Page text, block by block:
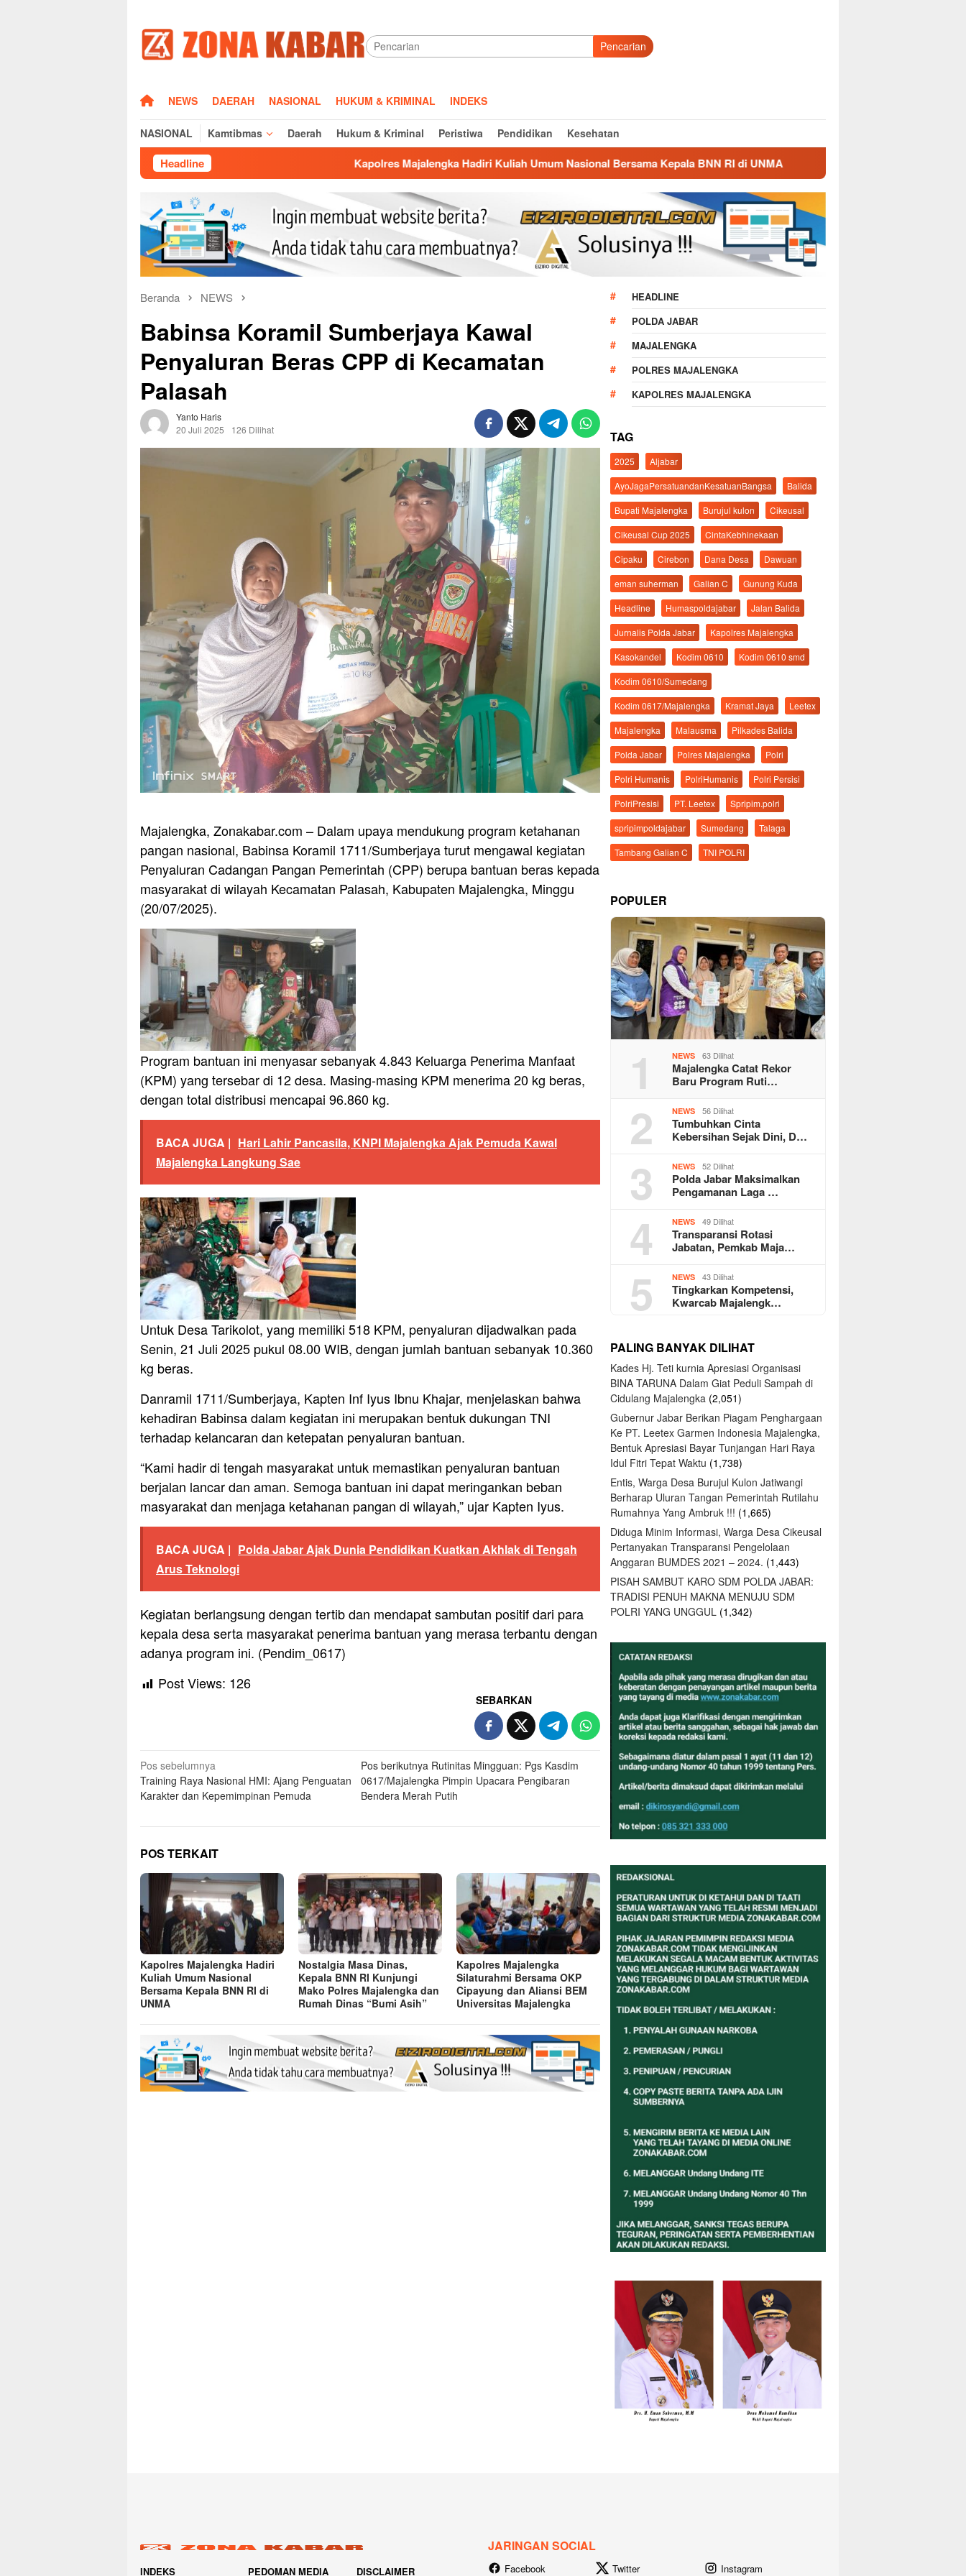
konten
Pencarian
HOMENEWS DAERAH NASIONAL HUKUM & KRIMINAL INDEKS
NASIONAL Kamtibmas Daerah Hukum & Kriminal Peristiwa Pendidikan Kesehatan
Headline Kapolres Majalengka Hadiri Kuliah Umum Nasional Bersama Kepala BNN RI di UNMA Nostalgia Masa Dinas, Kepala BNN RI
Beranda NEWS
Babinsa Koramil Sumberjaya Kawal
Penyaluran Beras CPP di Kecamatan
Palasah
Yanto Haris
20 Juli 2025
126 Dilihat
Majalengka, Zonakabar.com – Dalam upaya mendukung program ketahanan
pangan nasional, Babinsa Koramil 1711/Sumberjaya turut mengawal kegiatan
Penyaluran Cadangan Pangan Pemerintah (CPP) berupa bantuan beras kepada
masyarakat di wilayah Kecamatan Palasah, Kabupaten Majalengka, Minggu
(20/07/2025).
Program bantuan ini menyasar sebanyak 4.843 Keluarga Penerima Manfaat
(KPM) yang tersebar di 12 desa. Masing-masing KPM menerima 20 kg beras,
dengan total distribusi mencapai 96.860 kg.
BACA JUGA | Hari Lahir Pancasila, KNPI Majalengka Ajak Pemuda Kawal
Majalengka Langkung Sae
Untuk Desa Tarikolot, yang memiliki 518 KPM, penyaluran dijadwalkan pada
Senin, 21 Juli 2025 pukul 08.00 WIB, dengan jumlah bantuan sebanyak 10.360
kg beras.
Danramil 1711/Sumberjaya, Kapten Inf Iyus Ibnu Khajar, menjelaskan bahwa
kehadiran Babinsa dalam kegiatan ini merupakan bentuk dukungan TNI
terhadap kelancaran dan ketepatan penyaluran bantuan.
“Kami hadir di tengah masyarakat untuk memastikan penyaluran bantuan
berjalan lancar dan aman. Semoga bantuan ini dapat meringankan beban
masyarakat dan menjaga ketahanan pangan di wilayah,” ujar Kapten Iyus.
BACA JUGA | Polda Jabar Ajak Dunia Pendidikan Kuatkan Akhlak di Tengah
Arus Teknologi
Kegiatan berlangsung dengan tertib dan mendapat sambutan positif dari para
kepala desa serta masyarakat penerima bantuan yang merasa terbantu dengan
adanya program ini. (Pendim_0617)
Post Views: 126
SEBARKAN
Navigasi
pos
Pos sebelumnya
Training Raya Nasional HMI: Ajang Penguatan
Karakter dan Kepemimpinan Pemuda
Pos berikutnya Rutinitas Mingguan: Pgs Kasdim
0617/Majalengka Pimpin Upacara Pengibaran
Bendera Merah Putih
POS TERKAIT
Kapolres Majalengka Hadiri
Kuliah Umum Nasional
Bersama Kepala BNN RI di
UNMA
Nostalgia Masa Dinas,
Kepala BNN RI Kunjungi
Mako Polres Majalengka dan
Rumah Dinas “Bumi Asih”
Kapolres Majalengka
Silaturahmi Bersama OKP
Cipayung dan Aliansi BEM
Universitas Majalengka
HEADLINE
POLDA JABAR
MAJALENGKA
POLRES MAJALENGKA
KAPOLRES MAJALENGKA
TAG
2025
Aljabar
AyoJagaPersatuandanKesatuanBangsa
Balida
Bupati Majalengka
Burujul kulon
Cikeusal
Cikeusal Cup 2025
CintaKebhinekaan
Cipaku
Cirebon Dana Desa
Dawuan
eman suherman
Galian C
Gunung Kuda
Headline
Humaspoldajabar
Jalan Balida
Jurnalis Polda Jabar
Kapolres Majalengka
Kasokandel
Kodim 0610
Kodim 0610 smd
Kodim 0610/Sumedang
Kodim 0617/Majalengka
Kramat Jaya
Leetex
Majalengka
Malausma
Pilkades Balida
Polda Jabar
Polres Majalengka
Polri
Polri Humanis
PolriHumanis
Polri Persisi
PolriPresisi
PT. Leetex
Spripim.polri
spripimpoldajabar
Sumedang
Talaga
Tambang Galian C
TNI POLRI
POPULER
1 NEWS 63 Dilihat
Majalengka Catat Rekor
Baru Program Ruti…
2 NEWS 56 Dilihat
Tumbuhkan Cinta
Kebersihan Sejak Dini, D…
3 NEWS 52 Dilihat
Polda Jabar Maksimalkan
Pengamanan Laga …
4 NEWS 49 Dilihat
Transparansi Rotasi
Jabatan, Pemkab Maja…
5 NEWS 43 Dilihat
Tingkarkan Kompetensi,
Kwarcab Majalengk…
PALING BANYAK DILIHAT
Kades Hj. Teti kurnia Apresiasi Organisasi
BINA TARUNA Dalam Giat Peduli Sampah di
Cidulang Majalengka (2,051)
Gubernur Jabar Berikan Piagam Penghargaan
Ke PT. Leetex Garmen Indonesia Majalengka,
Bentuk Apresiasi Bayar Tunjangan Hari Raya
Idul Fitri Tepat Waktu (1,738)
Entis, Warga Desa Burujul Kulon Jatiwangi
Berharap Uluran Tangan Pemerintah Rutilahu
Rumahnya Yang Ambruk !!! (1,665)
Diduga Minim Informasi, Warga Desa Cikeusal
Pertanyakan Transparansi Pengelolaan
Anggaran BUMDES 2021 – 2024. (1,443)
PISAH SAMBUT KARO SDM POLDA JABAR:
TRADISI PENUH MAKNA MENUJU SDM
POLRI YANG UNGGUL (1,342)
INDEKS PEDOMAN MEDIA DISCLAIMER
JARINGAN SOCIAL
Facebook Twitter Instagram